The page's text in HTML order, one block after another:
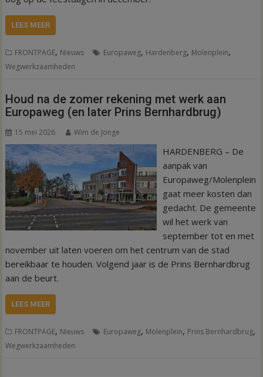
LEES MEER
FRONTPAGE, Nieuws Europaweg, Hardenberg, Molenplein,
Wegwerkzaamheden
Houd na de zomer rekening met werk aan
Europaweg (en later Prins Bernhardbrug)
15 mei 2026 Wim de Jonge
HARDENBERG – De
aanpak van
Europaweg/Molenplein
gaat meer kosten dan
gedacht. De gemeente
wil het werk van
september tot en met
november uit laten voeren om het centrum van de stad
bereikbaar te houden. Volgend jaar is de Prins Bernhardbrug
aan de beurt.
LEES MEER
FRONTPAGE, Nieuws Europaweg, Molenplein, Prins Bernhardbrug,
Wegwerkzaamheden